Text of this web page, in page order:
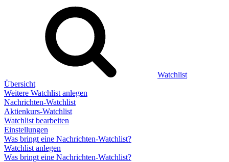
Watchlist
Übersicht
Weitere Watchlist anlegen
Nachrichten-Watchlist
Aktienkurs-Watchlist
Watchlist bearbeiten
Einstellungen
Was bringt eine Nachrichten-Watchlist?
Watchlist anlegen
Was bringt eine Nachrichten-Watchlist?